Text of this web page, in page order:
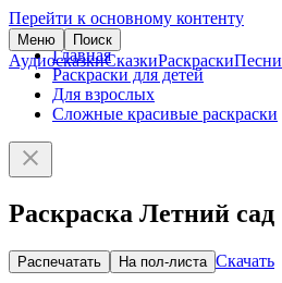
Перейти к основному контенту
Меню Поиск
АудиосказкиСказкиРаскраскиПесни
Главная
Раскраски для детей
Для взрослых
Сложные красивые раскраски
Раскраска Летний сад
Распечатать На пол-листа Скачать